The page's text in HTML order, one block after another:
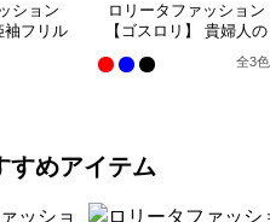
ション
袖フリル
ロリータファッション
【ゴスロリ】 貴婦人の
優雅なティータイムドレ
全3色
すめアイテム